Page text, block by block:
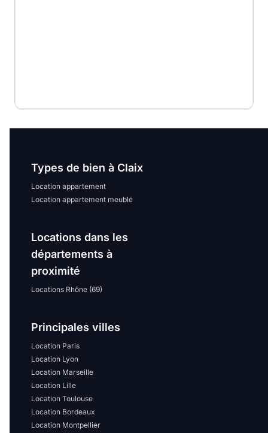
Types de bien à Claix
Location appartement
Location appartement meublé
Locations dans les
départements à
proximité
Locations Rhône (69)
Principales villes
Location Paris
Location Lyon
Location Marseille
Location Lille
Location Toulouse
Location Bordeaux
Location Montpellier